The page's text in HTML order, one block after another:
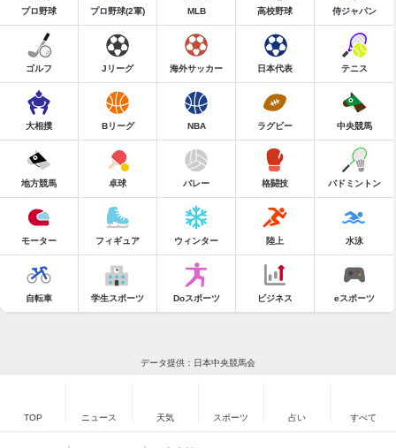
プロ野球 プロ野球(2軍) MLB 高校野球 侍ジャパン
ゴルフ Jリーグ 海外サッカー 日本代表 テニス
大相撲 Bリーグ NBA ラグビー 中央競馬
地方競馬 卓球 バレー 格闘技 バドミントン
モーター フィギュア ウィンター 陸上 水泳
自転車 学生スポーツ Doスポーツ ビジネス eスポーツ
データ提供：日本中央競馬会
TOP ニュース 天気 スポーツ 占い すべて